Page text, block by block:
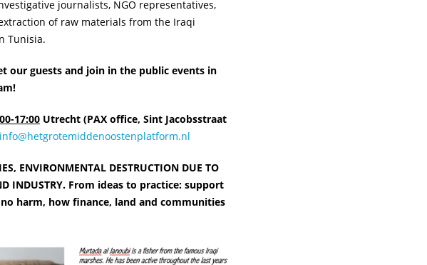
journalists, NGO representatives,
of raw materials from the Iraqi
Tunisia.
our guests and join in the public events in
17:00 Utrecht (PAX office, Sint Jacobsstraat
info@hetgrotemiddenoostenplatform.nl
ENVIRONMENTAL DESTRUCTION DUE TO
INDUSTRY. From ideas to practice: support
harm, how finance, land and communities